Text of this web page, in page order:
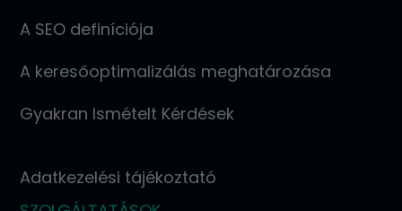
A SEO definíciója
A keresőoptimalizálás meghatározása
Gyakran Ismételt Kérdések
Adatkezelési tájékoztató